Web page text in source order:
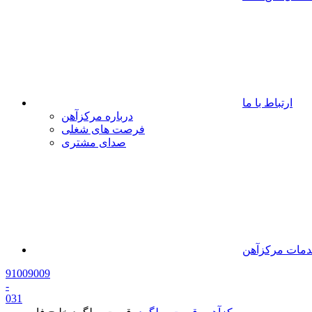
ارتباط با ما
درباره مرکزآهن
فرصت های شغلی
صدای مشتری
مرکزآهن
91009009
-
031